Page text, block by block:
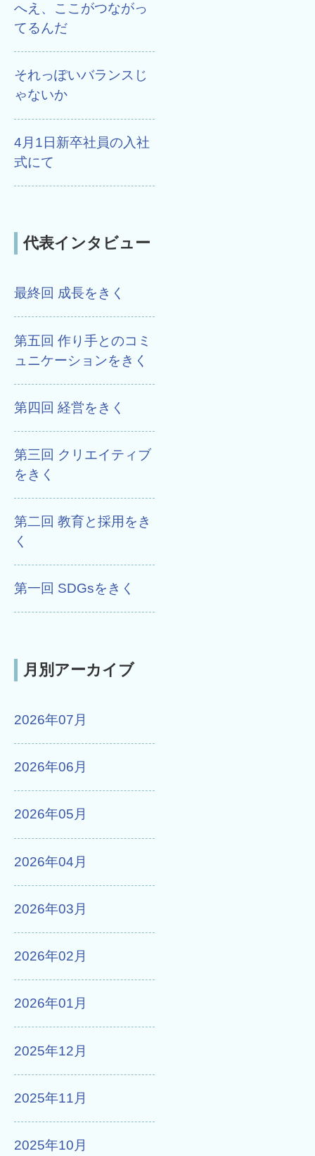
へえ、ここがつながっ
てるんだ
それっぽいバランスじ
ゃないか
4月1日新卒社員の入社
式にて
代表インタビュー
最終回 成長をきく
第五回 作り手とのコミ
ュニケーションをきく
第四回 経営をきく
第三回 クリエイティブ
をきく
第二回 教育と採用をき
く
第一回 SDGsをきく
月別アーカイブ
2026年07月
2026年06月
2026年05月
2026年04月
2026年03月
2026年02月
2026年01月
2025年12月
2025年11月
2025年10月